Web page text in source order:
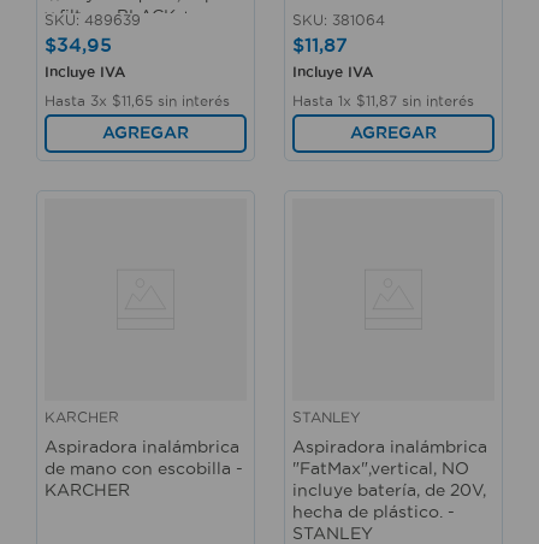
y filtro - BLACK +
DECKER
SKU: 489639
$34,95
Incluye IVA
Hasta 3x $11 65 sin interés
AGREGAR
SKU: 381064
$11,87
Incluye IVA
Hasta 1x $11 87 sin interés
AGREGAR
KARCHER
Aspiradora inalámbrica
de mano con escobilla -
KARCHER
STANLEY
Aspiradora inalámbrica
"FatMax",vertical, NO
incluye batería, de 20V,
hecha de plástico. -
STANLEY